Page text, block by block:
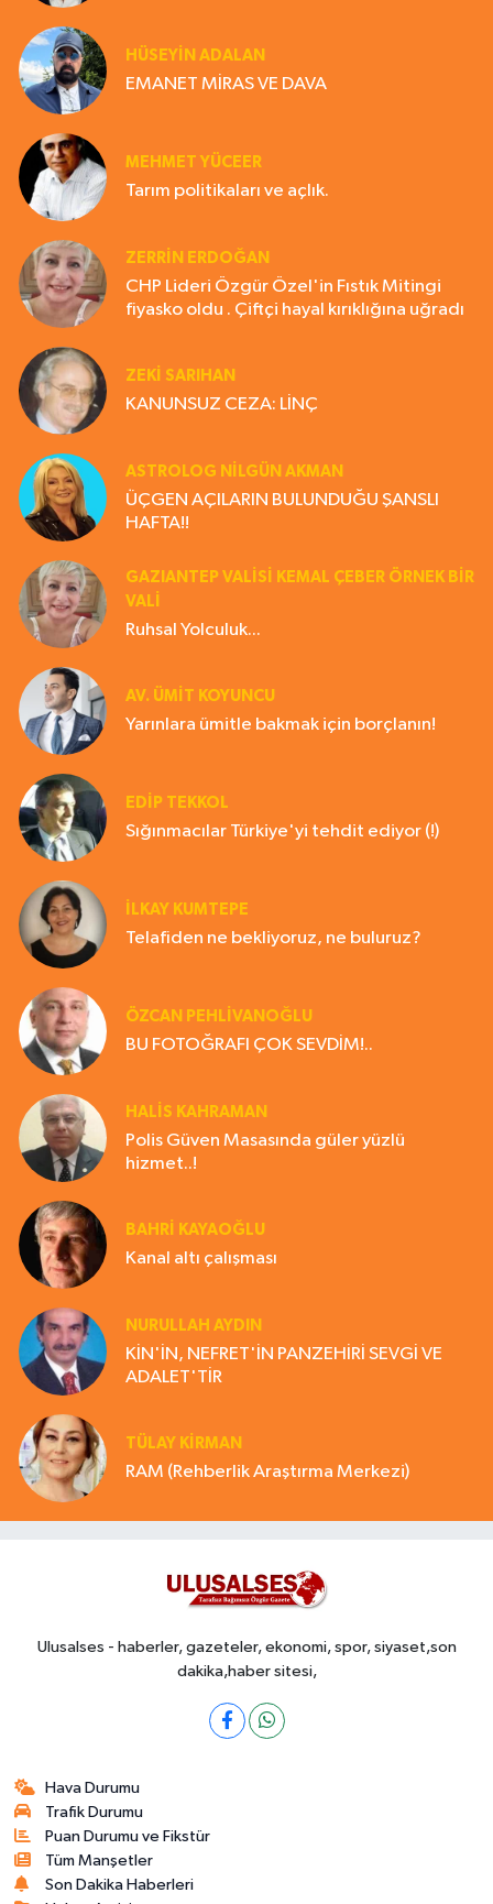
HÜSEYIN ADALAN
EMANET MİRAS VE DAVA
MEHMET YÜCEER
Tarım politikaları ve açlık.
ZERRIN ERDOĞAN
CHP Lideri Özgür Özel'in Fıstık Mitingi
fiyasko oldu . Çiftçi hayal kırıklığına uğradı
ZEKI SARIHAN
KANUNSUZ CEZA: LİNÇ
ASTROLOG NILGÜN AKMAN
ÜÇGEN AÇILARIN BULUNDUĞU ŞANSLI
HAFTA!!
GAZIANTEP VALISI KEMAL ÇEBER ÖRNEK BİR
VALİ
Ruhsal Yolculuk...
AV. ÜMIT KOYUNCU
Yarınlara ümitle bakmak için borçlanın!
EDIP TEKKOL
Sığınmacılar Türkiye'yi tehdit ediyor (!)
İLKAY KUMTEPE
Telafiden ne bekliyoruz, ne buluruz?
ÖZCAN PEHLİVANOĞLU
BU FOTOĞRAFI ÇOK SEVDİM!..
HALIS KAHRAMAN
Polis Güven Masasında güler yüzlü
hizmet..!
BAHRI KAYAOĞLU
Kanal altı çalışması
NURULLAH AYDIN
KİN'İN, NEFRET'İN PANZEHİRİ SEVGİ VE
ADALET'TİR
TÜLAY KİRMAN
RAM (Rehberlik Araştırma Merkezi)
Ulusalses - haberler, gazeteler, ekonomi, spor, siyaset,son
dakika,haber sitesi,
Hava Durumu
Trafik Durumu
Puan Durumu ve Fikstür
Tüm Manşetler
Son Dakika Haberleri